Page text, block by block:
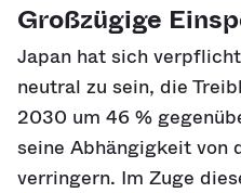
Großzügige
Japan hat sich
neutral zu sein, die
2030 um 46 %
seine Abhängigkeit von
verringern. Im Zuge